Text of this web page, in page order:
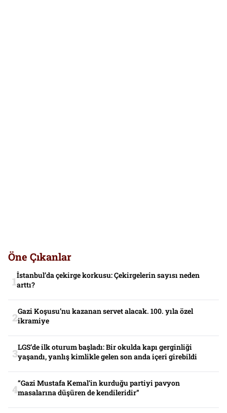
Öne Çıkanlar
İstanbul’da çekirge korkusu: Çekirgelerin sayısı neden
arttı?
Gazi Koşusu’nu kazanan servet alacak. 100. yıla özel
ikramiye
LGS’de ilk oturum başladı: Bir okulda kapı gerginliği
yaşandı, yanlış kimlikle gelen son anda içeri girebildi
“Gazi Mustafa Kemal’in kurduğu partiyi pavyon
masalarına düşüren de kendileridir”